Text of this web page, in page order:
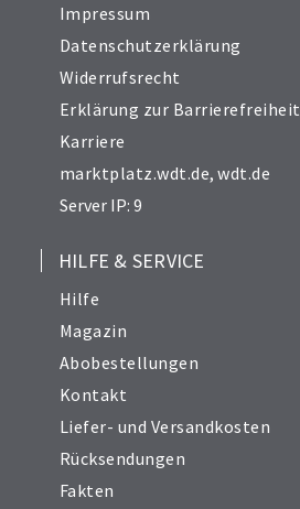
Impressum
Datenschutzerklärung
Widerrufsrecht
Erklärung zur Barrierefreiheit
Karriere
marktplatz.wdt.de,wdt.de
Server IP: 9
HILFE & SERVICE
Hilfe
Magazin
Abobestellungen
Kontakt
Liefer- und Versandkosten
Rücksendungen
Fakten